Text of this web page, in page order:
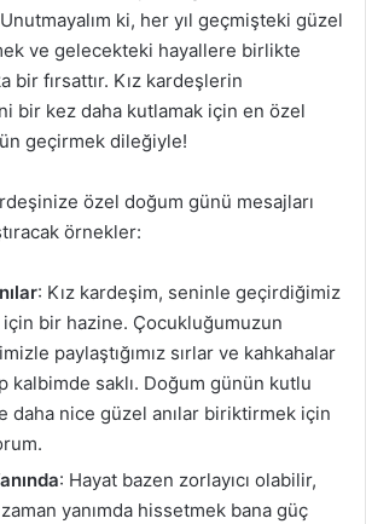
ki, her yıl geçmişteki güzel
ve gelecekteki hayallere birlikte
bir fırsattır. Kız kardeşlerin
bir kez daha kutlamak için en özel
geçirmek dileğiyle!
özel doğum günü mesajları
örnekler:
: Kız kardeşim, seninle geçirdiğimiz
bir hazine. Çocukluğumuzun
paylaştığımız sırlar ve kahkahalar
kalbimde saklı. Doğum günün kutlu
daha nice güzel anılar biriktirmek için
: Hayat bazen zorlayıcı olabilir,
yanımda hissetmek bana güç